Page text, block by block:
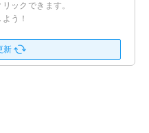
ックできます。
う！
新